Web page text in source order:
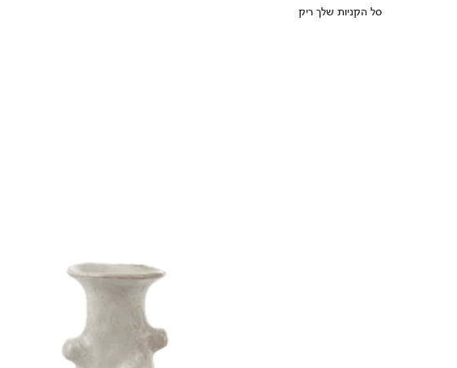
סל הקניות שלך ריק